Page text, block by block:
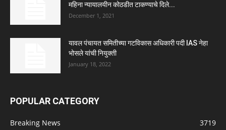
महिना न्यायालयीन कोठडीत टाकण्याचे दिले...
December 1, 2021
यावल पंचायत समितीच्या गटविकास अधिकारी पदी IAS नेहा
भोसले यांची नियुक्ती
January 18, 2022
POPULAR CATEGORY
Breaking News
3719